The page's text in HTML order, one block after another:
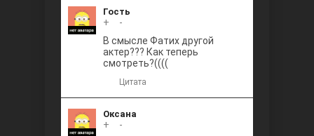
Гость
+
-
В смысле Фатих другой
актер??? Как теперь
смотреть?((((
Цитата
Оксана
+
-